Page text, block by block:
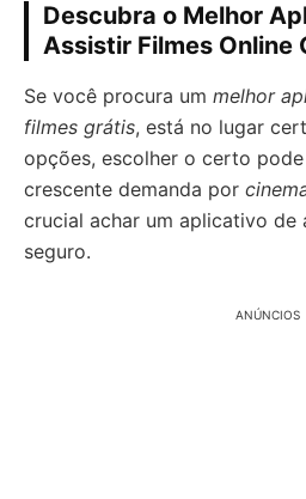
Descubra o Melhor
Assistir Filmes Online
Se você procura um melhor
filmes grátis, está no lugar
opções, escolher o certo
crescente demanda por
crucial achar um aplicativo de
seguro.
ANÚNCIOS